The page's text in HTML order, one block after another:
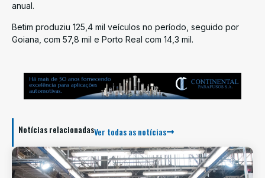
anual.
Betim produziu 125,4 mil veículos no período, seguido por
Goiana, com 57,8 mil e Porto Real com 14,3 mil.
Notícias relacionadasVer todas as notícias